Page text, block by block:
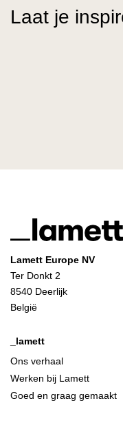
Laat je
Lamett Europe NV
Ter Donkt 2
8540 Deerlijk
België
_lamett
Ons verhaal
Werken bij Lamett
Goed en graag gemaakt